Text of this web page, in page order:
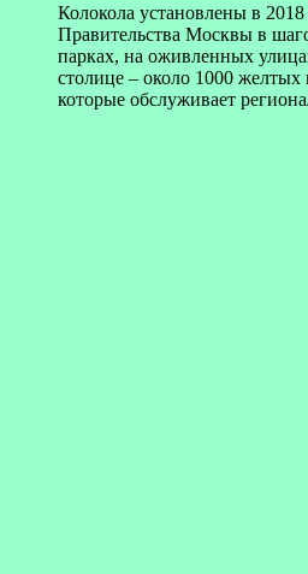
Колокола установлены в
Правительства Москвы в
парках, на оживленных
столице – около 1000 желтых
которые обслуживает